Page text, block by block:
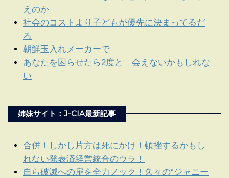
えのか
社会のコストより子どもが優先に決まってるだ
ろ
朝鮮玉入れメーカーで
あなたを困らせたら2度と 会えないかもしれな
い
姉妹サイト：J-CIA最新記事
合併！しかし片方は死にかけ！頓挫するかもし
れない発表済経営統合のウラ！
自ら破滅への扉を全力ノック！久々の“ジャニー